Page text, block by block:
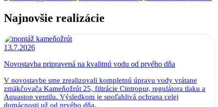
Najnovšie realizácie
13.7.2026
Novostavba pripravená na kvalitnú vodu od prvého dňa
V novostavbe sme zrealizovali kompletnú úpravu vody vrátane
zmäkčovača Kameňožrút 25, filtrácie Cintropur, regulátora tlaku a
Aquastop ventilu. Výsledkom je spoľahlivá ochrana celej
domácnosti už od prvého dňa.